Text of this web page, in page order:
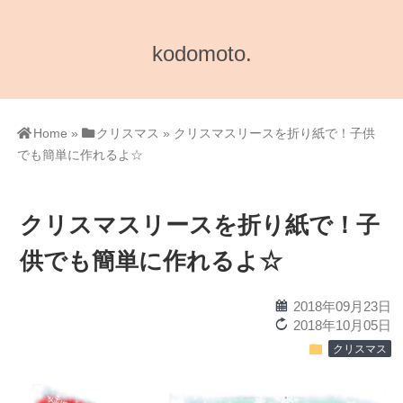
kodomoto.
Home » クリスマス » クリスマスリースを折り紙で！子供
でも簡単に作れるよ☆
クリスマスリースを折り紙で！子
供でも簡単に作れるよ☆
calendar 2018年09月23日
reload 2018年10月05日
folder クリスマス